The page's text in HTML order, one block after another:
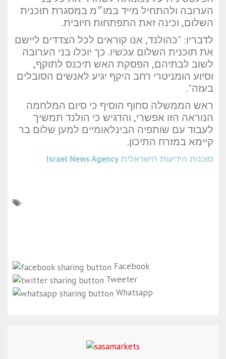
הערובה ולהתחיל מייד במו״מ במסגרת תוכנית
השלום, וכינה זאת התפתחות חיובית.
לדבריו: "כהולנד, אנו קוראים לכל הצדדים ליישם
את תוכנית השלום עכשיו. כך יוכלו בני הערובה
לשוב לבתיהם, הפסקת האש תיכנס לתוקף,
וסיוע הומניטרי רחב היקף יגיע לאנשים הסובלים
בעזה".
ראש הממשלה סחוף הוסיף כי סיום המלחמה
הנוראה הזו אפשרי, והדגיש כי הולנד תמשיך
לעבוד עם שותפיה הבינלאומיים למען שלום בר
קיימא במזרח התיכון.
סוכנות הידיעות הישראלית Israel News Agency
Facebook
Tweeter
Whatsapp